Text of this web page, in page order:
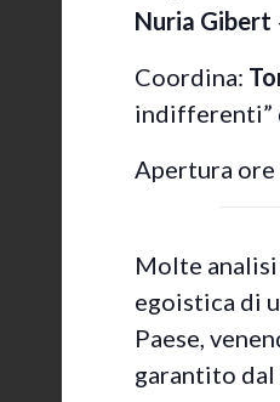
Nuria Gibert
Coordina:
indifferenti”
Apertura ore
Molte
egoistica di
Paese,
garantito